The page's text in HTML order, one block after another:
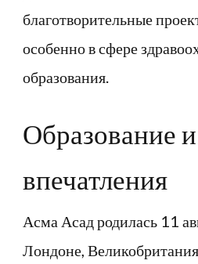
благотворительные
особенно в сфере
образования.
Образование
впечатления
Асма Асад родилась 11
Лондоне,